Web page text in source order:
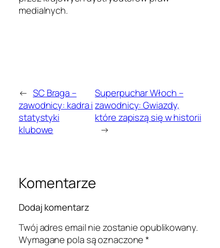
medialnych.
← SC Braga –
zawodnicy: kadra i
statystyki
klubowe
Superpuchar Włoch –
zawodnicy: Gwiazdy,
które zapiszą się w historii
→
Komentarze
Dodaj komentarz
Twój adres email nie zostanie opublikowany.
Wymagane pola są oznaczone*